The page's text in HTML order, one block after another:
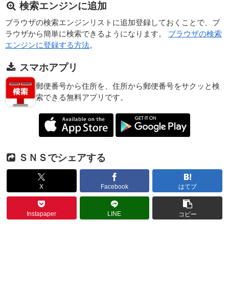
検索エンジンに追加
ブラウザの検索エンジンリストに追加登録しておくことで、ブ
ラウザから簡単に検索できるようになります。 ブラウザの検索
エンジンに登録する方法。
スマホアプリ
郵便番号から住所を、住所から郵便番号をサクッと検
索できる無料アプリです。
ＳＮＳでシェアする
X Facebook はてブ
Instapaper LINE コピー